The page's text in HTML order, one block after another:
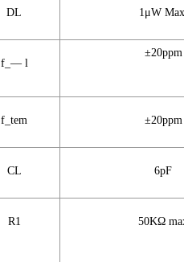
DL 1μW
f_— l
±20ppm
f_tem ±20ppm
CL 6pF
R1 50KΩ